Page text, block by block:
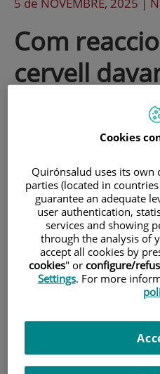
Com
cervell
La por és una emoció
per reaccionar. Tanmateix,
o constant, pot limitar la
Comprendre com actua el
Cookies
Quirónsalud uses its own
parties (located in
guarantee an adequate
user authentication,
services and showing
through the analysis of
accept all cookies by
cookies" or configure/
Settings. For more